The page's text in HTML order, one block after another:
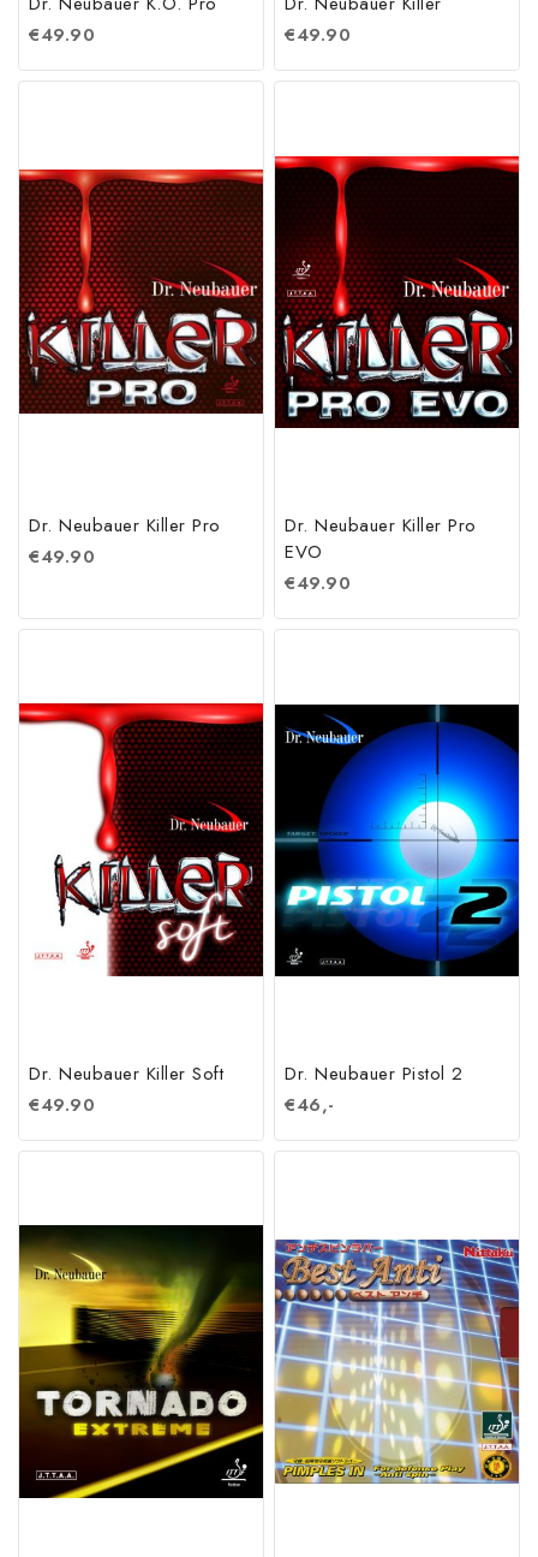
€49.90
€49.90
Dr. Neubauer Killer Pro
€49.90
Dr. Neubauer Killer Pro
EVO
€49.90
Dr. Neubauer Killer Soft
€49.90
Dr. Neubauer Pistol 2
€46,-